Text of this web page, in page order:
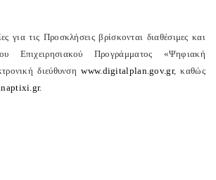
για τις Προσκλήσεις βρίσκονται διαθέσιμες και
Επιχειρησιακού Προγράμματος «Ψηφιακή
διεύθυνσηwww.digitalplan.gov.gr, καθώς
.